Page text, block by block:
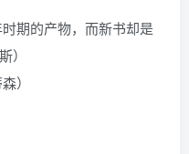
期的产物，而新书却是
）
）